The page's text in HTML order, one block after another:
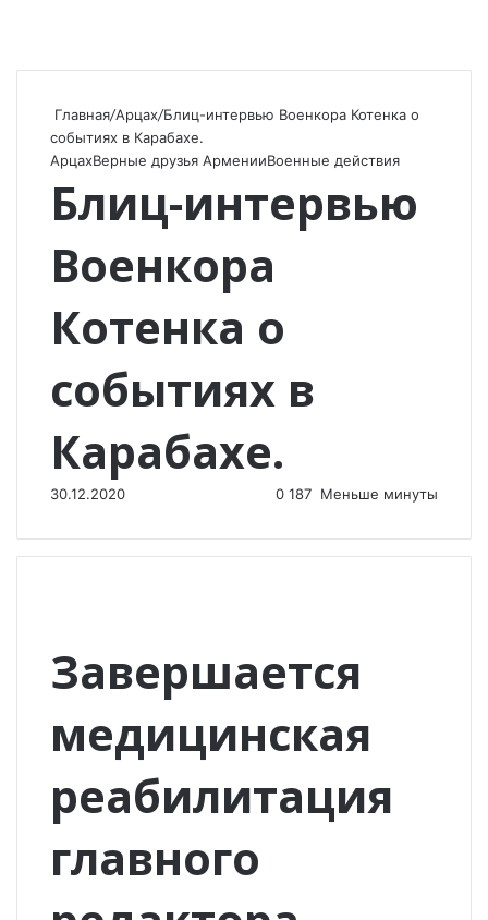
Главная/Арцах/Блиц-интервью Военкора Котенка о
событиях в Карабахе.
АрцахВерные друзья АрменииВоенные действия
Блиц-интервью
Военкора
Котенка о
событиях в
Карабахе.
30.12.2020 0 187 Меньше минуты
Завершается
медицинская
реабилитация
главного